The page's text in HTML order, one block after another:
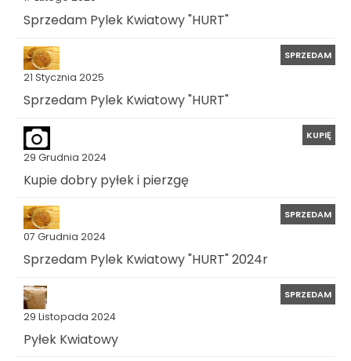
Sprzedam Pylek Kwiatowy "HURT"
21 Stycznia 2025
SPRZEDAM
Sprzedam Pylek Kwiatowy "HURT"
29 Grudnia 2024
KUPIĘ
Kupie dobry pyłek i pierzgę
07 Grudnia 2024
SPRZEDAM
Sprzedam Pylek Kwiatowy "HURT" 2024r
29 Listopada 2024
SPRZEDAM
Pyłek Kwiatowy